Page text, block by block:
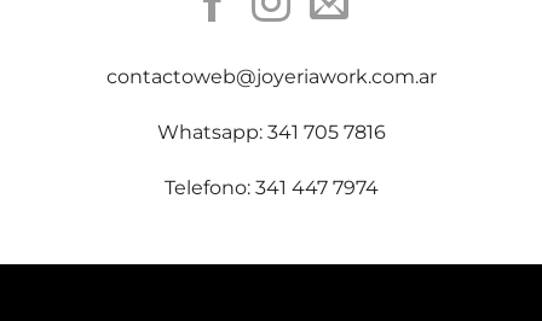
contactoweb@joyeriawork.com.ar
Whatsapp: 341 705 7816
Telefono: 341 447 7974